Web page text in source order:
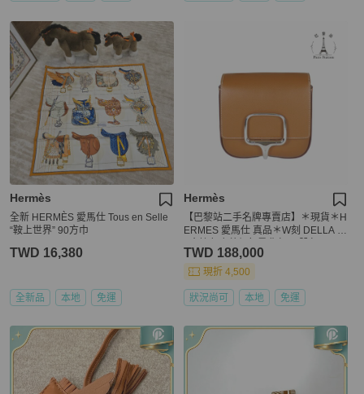
Hermès
全新 HERMÈS 愛馬仕 Tous en Selle
“鞍上世界” 90方巾
TWD 16,380
全新品 本地 免運
Hermès
【巴黎站二手名牌專賣店】＊現貨＊H
ERMES 愛馬仕 真品＊W刻 DELLA 1
TWD 188,000
現折 4,500
狀況尚可 本地 免運